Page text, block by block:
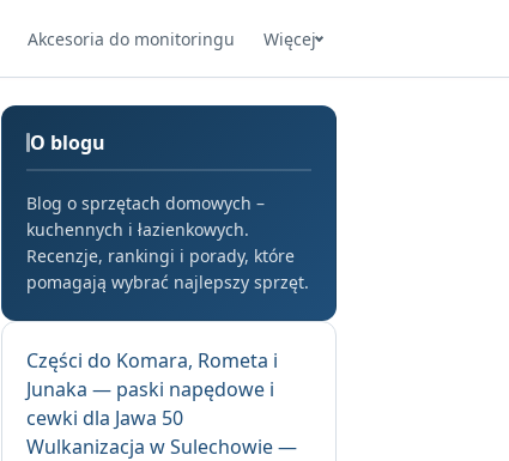
Akcesoria do monitoringu Więcej
O blogu
Blog o sprzętach domowych –
kuchennych i łazienkowych.
Recenzje, rankingi i porady, które
pomagają wybrać najlepszy sprzęt.
Części do Komara, Rometa i
Junaka — paski napędowe i
cewki dla Jawa 50
Wulkanizacja w Sulechowie —